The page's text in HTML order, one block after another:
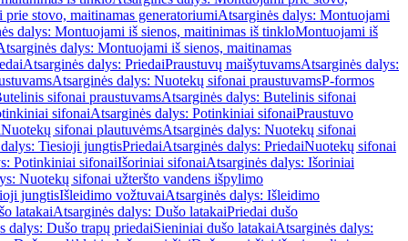
stovo, maitinamas generatoriumiAtsarginės dalys: Montuojami
dalys: Montuojami iš sienos, maitinimas iš tinkloMontuojami iš
dalys: Montuojami iš sienos, maitinamas
Atsarginės dalys: PriedaiPraustuvų maišytuvamsAtsarginės dalys:
Atsarginės dalys: Nuotekų sifonai praustuvamsP-formos
sifonai praustuvamsAtsarginės dalys: Butelinis sifonai
sifonaiAtsarginės dalys: Potinkiniai sifonaiPraustuvo
Nuotekų sifonai plautuvėmsAtsarginės dalys: Nuotekų sifonai
Tiesioji jungtisPriedaiAtsarginės dalys: PriedaiNuotekų sifonai
Potinkiniai sifonaiIšoriniai sifonaiAtsarginės dalys: Išoriniai
Nuotekų sifonai užteršto vandens išpylimo
jungtisIšleidimo vožtuvaiAtsarginės dalys: Išleidimo
latakaiAtsarginės dalys: Dušo latakaiPriedai dušo
dalys: Dušo trapų priedaiSieniniai dušo latakaiAtsarginės dalys: